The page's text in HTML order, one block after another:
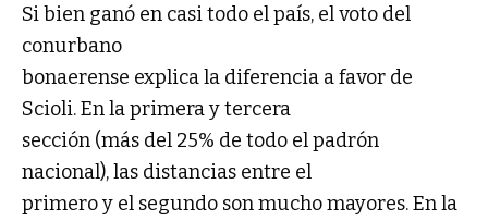
Si bien ganó en casi todo el país, el voto del
conurbano
bonaerense explica la diferencia a favor de
Scioli. En la primera y tercera
sección (más del 25% de todo el padrón
nacional), las distancias entre el
primero y el segundo son mucho mayores. En la